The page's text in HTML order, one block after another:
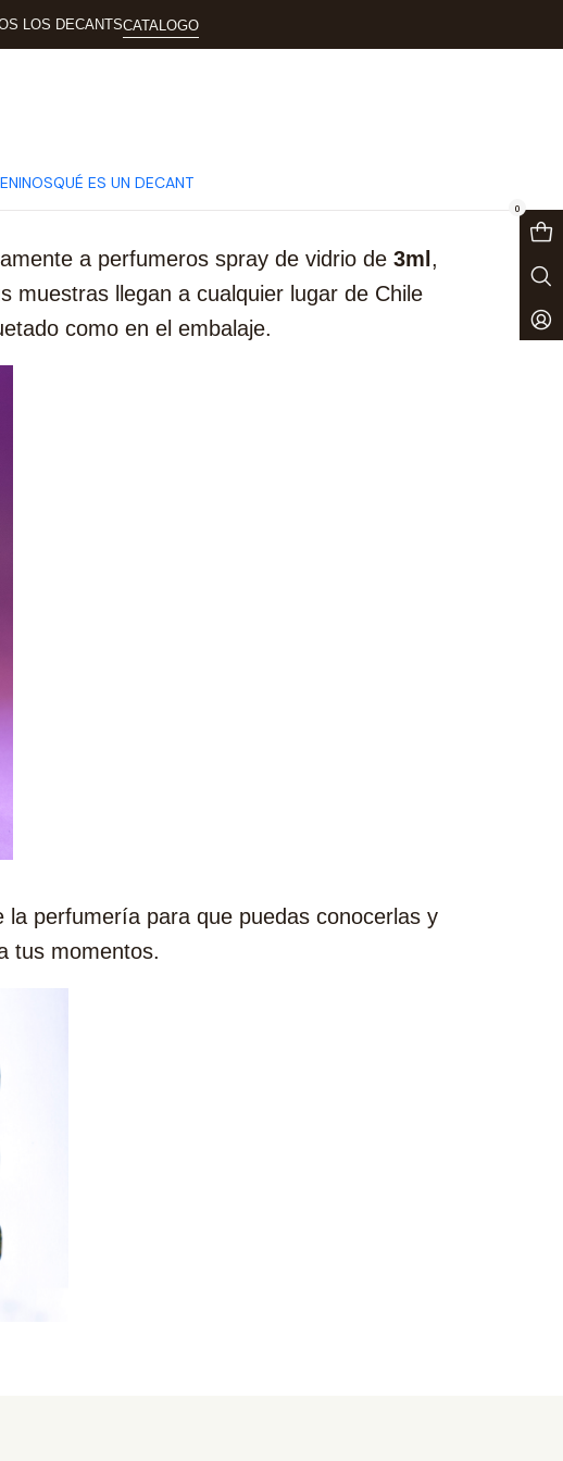
QUÉ ES UN DECANT
0
LOS DECANTSCATALOGO
a perfumeros spray de vidrio de 3ml ,
muestras llegan a cualquier lugar de Chile
como en el embalaje.
perfumería para que puedas conocerlas y
tus momentos.